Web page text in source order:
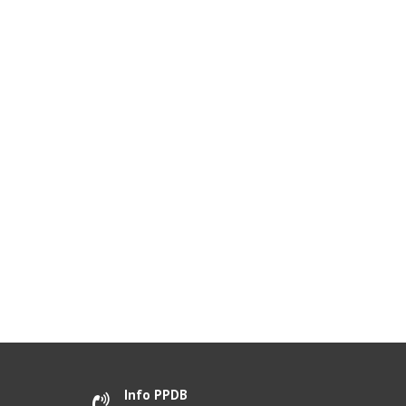
Info PPDB